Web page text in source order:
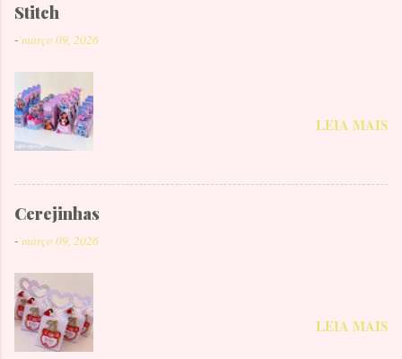
Stitch
- março 09, 2026
LEIA MAIS
Cerejinhas
- março 09, 2026
LEIA MAIS